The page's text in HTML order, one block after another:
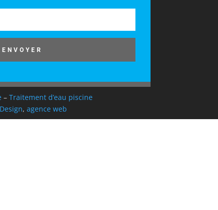
ENVOYER
– Traitement d’eau piscine
, agence web